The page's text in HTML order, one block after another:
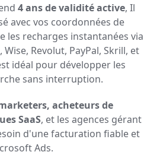
4 ans de validité active, Il
avec vos coordonnées de
les recharges instantanées via
Wise, Revolut, PayPal, Skrill, et
idéal pour développer les
sans interruption.
acheteurs de
SaaS, et les agences gérant
d'une facturation fiable et
Ads.